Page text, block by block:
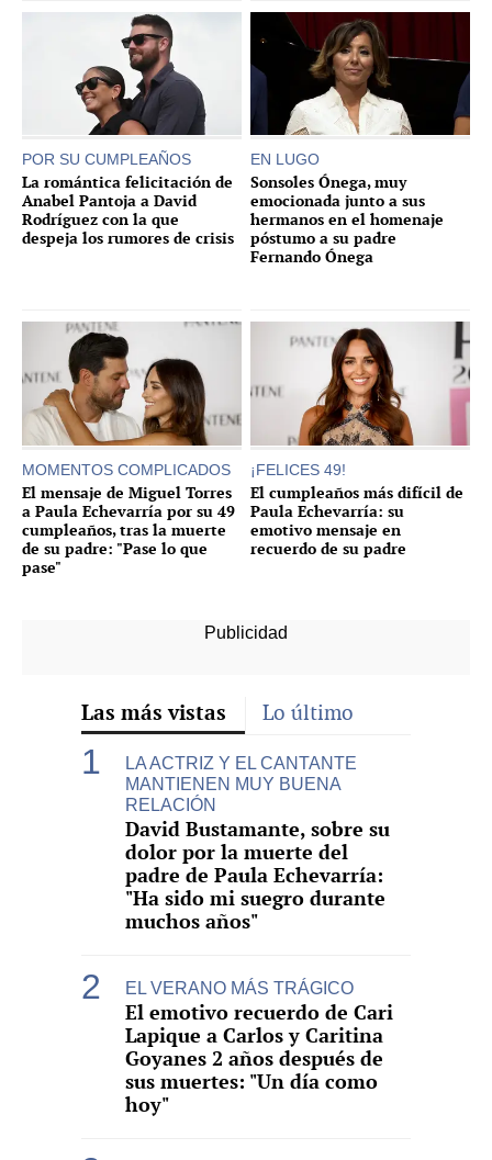
POR SU CUMPLEAÑOS
La romántica felicitación de
Anabel Pantoja a David
Rodríguez con la que
despeja los rumores de crisis
EN LUGO
Sonsoles Ónega, muy
emocionada junto a sus
hermanos en el homenaje
póstumo a su padre
Fernando Ónega
MOMENTOS COMPLICADOS
El mensaje de Miguel Torres
a Paula Echevarría por su 49
cumpleaños, tras la muerte
de su padre: "Pase lo que
pase"
¡FELICES 49!
El cumpleaños más difícil de
Paula Echevarría: su
emotivo mensaje en
recuerdo de su padre
Las más vistas Lo último
LA ACTRIZ Y EL CANTANTE
MANTIENEN MUY BUENA
RELACIÓN
David Bustamante, sobre su
dolor por la muerte del
padre de Paula Echevarría:
"Ha sido mi suegro durante
muchos años"
EL VERANO MÁS TRÁGICO
El emotivo recuerdo de Cari
Lapique a Carlos y Caritina
Goyanes 2 años después de
sus muertes: "Un día como
hoy"